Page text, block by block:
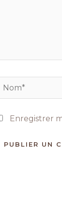
Nom*
Enregistrer